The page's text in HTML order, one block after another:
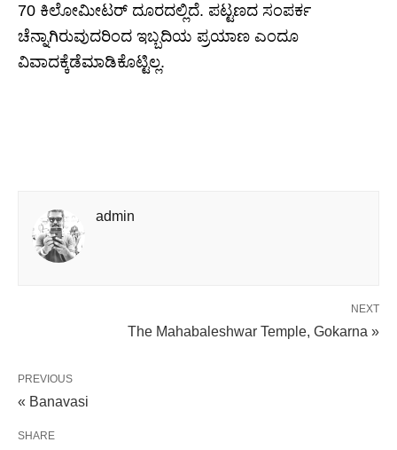
70 ಕಿಲೋಮೀಟರ್ ದೂರದಲ್ಲಿದೆ. ಪಟ್ಟಣದ ಸಂಪರ್ಕ
ಚೆನ್ನಾಗಿರುವುದರಿಂದ ಇಬ್ಬದಿಯ ಪ್ರಯಾಣ ಎಂದೂ
ವಿವಾದಕ್ಕೆಡೆಮಾಡಿಕೊಟ್ಟಿಲ್ಲ.
admin
NEXT
The Mahabaleshwar Temple, Gokarna »
PREVIOUS
« Banavasi
SHARE